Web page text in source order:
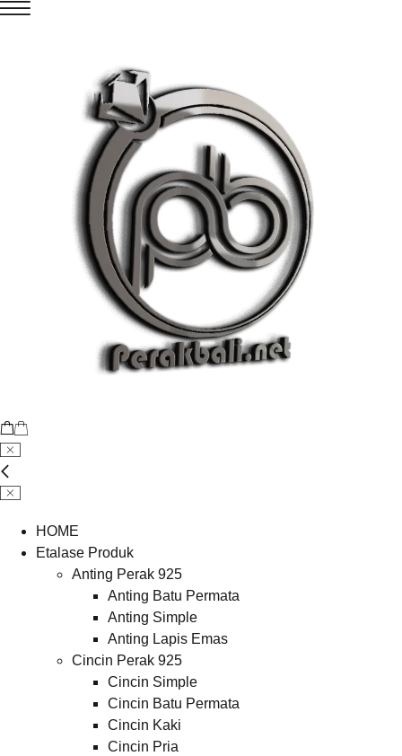
HOME
Etalase Produk
Anting Perak 925
Anting Batu Permata
Anting Simple
Anting Lapis Emas
Cincin Perak 925
Cincin Simple
Cincin Batu Permata
Cincin Kaki
Cincin Pria